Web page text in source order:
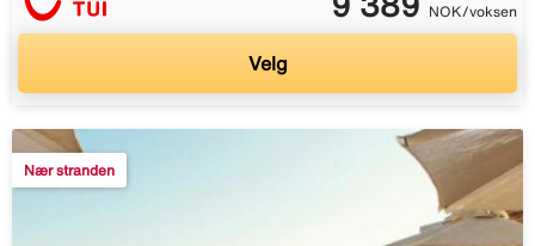
NOK/voksen
Velg
Nær stranden